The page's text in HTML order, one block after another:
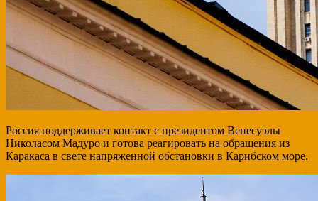
Россия поддерживает контакт с президентом Венесуэлы
Николасом Мадуро и готова реагировать на обращения из
Каракаса в свете напряженной обстановки в Карибском море.